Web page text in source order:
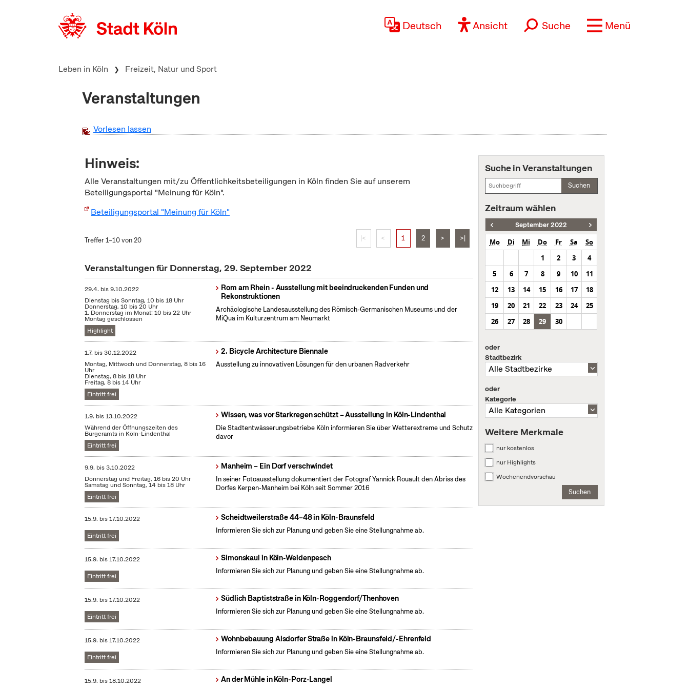
Deutsch Ansicht Suche Menü
Leben in Köln Freizeit, Natur und Sport
Veranstaltungen
Vorlesen lassen
Hinweis:
Alle Veranstaltungen mit/zu Öffentlichkeitsbeteiligungen in Köln finden Sie auf unserem
Beteiligungsportal "Meinung für Köln".
Beteiligungsportal "Meinung für Köln"
Treffer 1–10 von 20 |< < 1 2 > >|
Veranstaltungen für Donnerstag, 29. September 2022
29.4. bis9.10.2022
Dienstag bis Sonntag, 10 bis 18 Uhr
Donnerstag, 10 bis 20 Uhr
1. Donnerstag im Monat: 10 bis 22 Uhr
Montag geschlossen
Highlight
Rom am Rhein - Ausstellung mit beeindruckenden Funden und
Rekonstruktionen
Archäologische Landesausstellung des Römisch-Germanischen Museums und der
MiQua im Kulturzentrum am Neumarkt
1.7. bis30.12.2022
Montag, Mittwoch und Donnerstag, 8 bis 16
Uhr
Dienstag, 8 bis 18 Uhr
Freitag, 8 bis 14 Uhr
Eintritt frei
2. Bicycle Architecture Biennale
Ausstellung zu innovativen Lösungen für den urbanen Radverkehr
1.9. bis13.10.2022
Während der Öffnungszeiten des
Bürgeramts in Köln-Lindenthal
Eintritt frei
Wissen, was vor Starkregen schützt – Ausstellung in Köln-Lindenthal
Die Stadtentwässerungsbetriebe Köln informieren Sie über Wetterextreme und Schutz
davor
9.9. bis3.10.2022
Donnerstag und Freitag, 16 bis 20 Uhr
Samstag und Sonntag, 14 bis 18 Uhr
Eintritt frei
Manheim – Ein Dorf verschwindet
In seiner Fotoausstellung dokumentiert der Fotograf Yannick Rouault den Abriss des
Dorfes Kerpen-Manheim bei Köln seit Sommer 2016
15.9. bis17.10.2022
Eintritt frei
Scheidtweilerstraße 44–48 in Köln-Braunsfeld
Informieren Sie sich zur Planung und geben Sie eine Stellungnahme ab.
15.9. bis17.10.2022
Eintritt frei
Simonskaul in Köln-Weidenpesch
Informieren Sie sich zur Planung und geben Sie eine Stellungnahme ab.
15.9. bis17.10.2022
Eintritt frei
Südlich Baptiststraße in Köln-Roggendorf/Thenhoven
Informieren Sie sich zur Planung und geben Sie eine Stellungnahme ab.
15.9. bis17.10.2022
Eintritt frei
Wohnbebauung Alsdorfer Straße in Köln-Braunsfeld/-Ehrenfeld
Informieren Sie sich zur Planung und geben Sie eine Stellungnahme ab.
15.9. bis18.10.2022 An der Mühle in Köln-Porz-Langel
Suche in Veranstaltungen
Suchen
Zeitraum wählen
September 2022
Mo Di Mi Do Fr Sa
So
1
2 3
4
5
6 7 8 9 10
11
12
13 14 15 16 17
18
19
20 21 22 23 24
25
26
27 28 29 30
oder
Stadtbezirk
oder
Kategorie
Weitere Merkmale
nur kostenlos
nur Highlights
Wochenendvorschau
Suchen